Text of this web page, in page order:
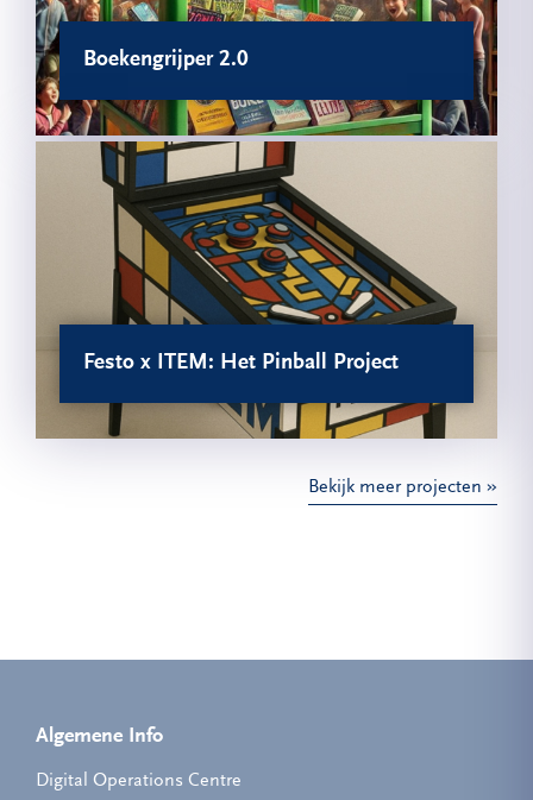
Boekengrijper 2.0
Festo x ITEM: Het Pinball Project
Bekijk meer projecten
Algemene Info
Digital Operations Centre